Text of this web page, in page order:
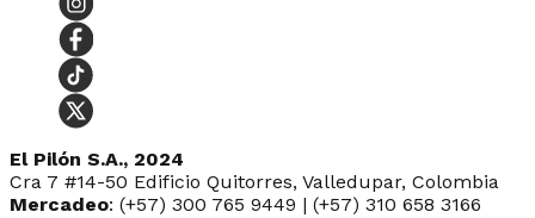
El Pilón S.A., 2024
Cra 7 #14-50 Edificio Quitorres, Valledupar, Colombia
Mercadeo: (+57) 300 765 9449 | (+57) 310 658 3166